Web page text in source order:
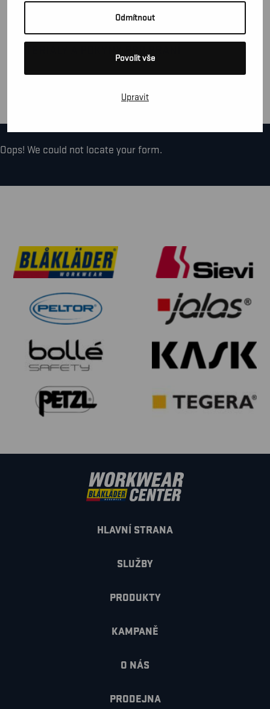
Odmítnout
Povolit vše
Upravit
MATERIÁLY A POKYNY PRO PRANÍ
Oops! We could not locate your form.
HLAVNÍ STRANA
SLUŽBY
PRODUKTY
KAMPANĚ
O NÁS
PRODEJNA